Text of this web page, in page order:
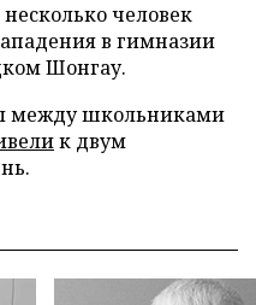
человек
в гимназии
Шонгау.
между школьниками
к двум